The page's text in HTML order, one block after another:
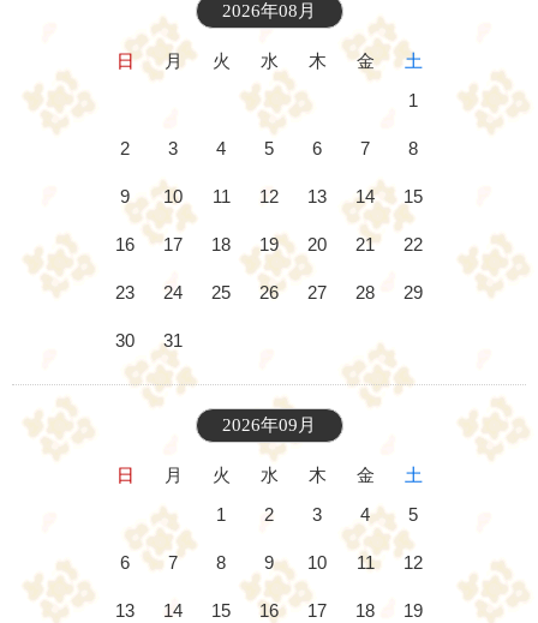
2026年08月
日 月 火 水 木 金
土
1
2 3 4 5 6 7 8
9 10 11 12 13 14 15
16 17 18 19 20 21 22
23 24 25 26 27 28 29
30 31
2026年09月
日 月 火 水 木 金
土
1
2 3 4 5
6 7 8 9 10 11 12
13 14 15 16 17 18 19